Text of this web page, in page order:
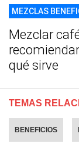
MEZCLAS
Mezclar
qué sirve
TEMAS
BENEFICIOS